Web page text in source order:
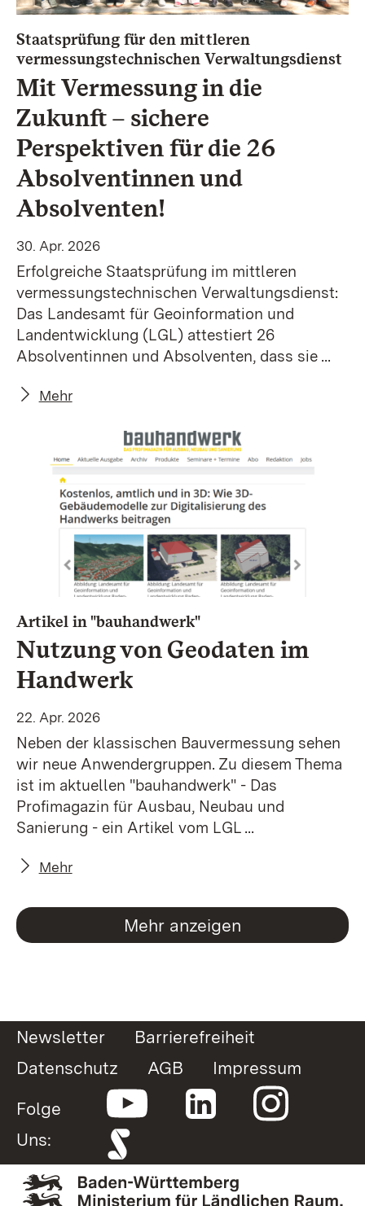
Staatsprüfung für den mittleren
vermessungstechnischen Verwaltungsdienst
Mit Vermessung in die
Zukunft – sichere
Perspektiven für die 26
Absolventinnen und
Absolventen!
30. Apr. 2026
Erfolgreiche Staatsprüfung im mittleren
vermessungstechnischen Verwaltungsdienst:
Das Landesamt für Geoinformation und
Landentwicklung (LGL) attestiert 26
Absolventinnen und Absolventen, dass sie ...
Mehr
Artikel in "bauhandwerk":
Nutzung von Geodaten im
Handwerk
22. Apr. 2026
Neben der klassischen Bauvermessung sehen
wir neue Anwendergruppen. Zu diesem Thema
ist im aktuellen "bauhandwerk" - Das
Profimagazin für Ausbau, Neubau und
Sanierung - ein Artikel vom LGL ...
Mehr
Mehr anzeigen
Newsletter
Barrierefreiheit
Datenschutz
AGB
Impressum
Folge
Uns: